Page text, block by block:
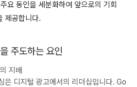
요 동인을 세분화하여 앞으로의 기회
제공합니다.
주도하는 요인
지배
은 디지털 광고에서의 리더십입니다. Go